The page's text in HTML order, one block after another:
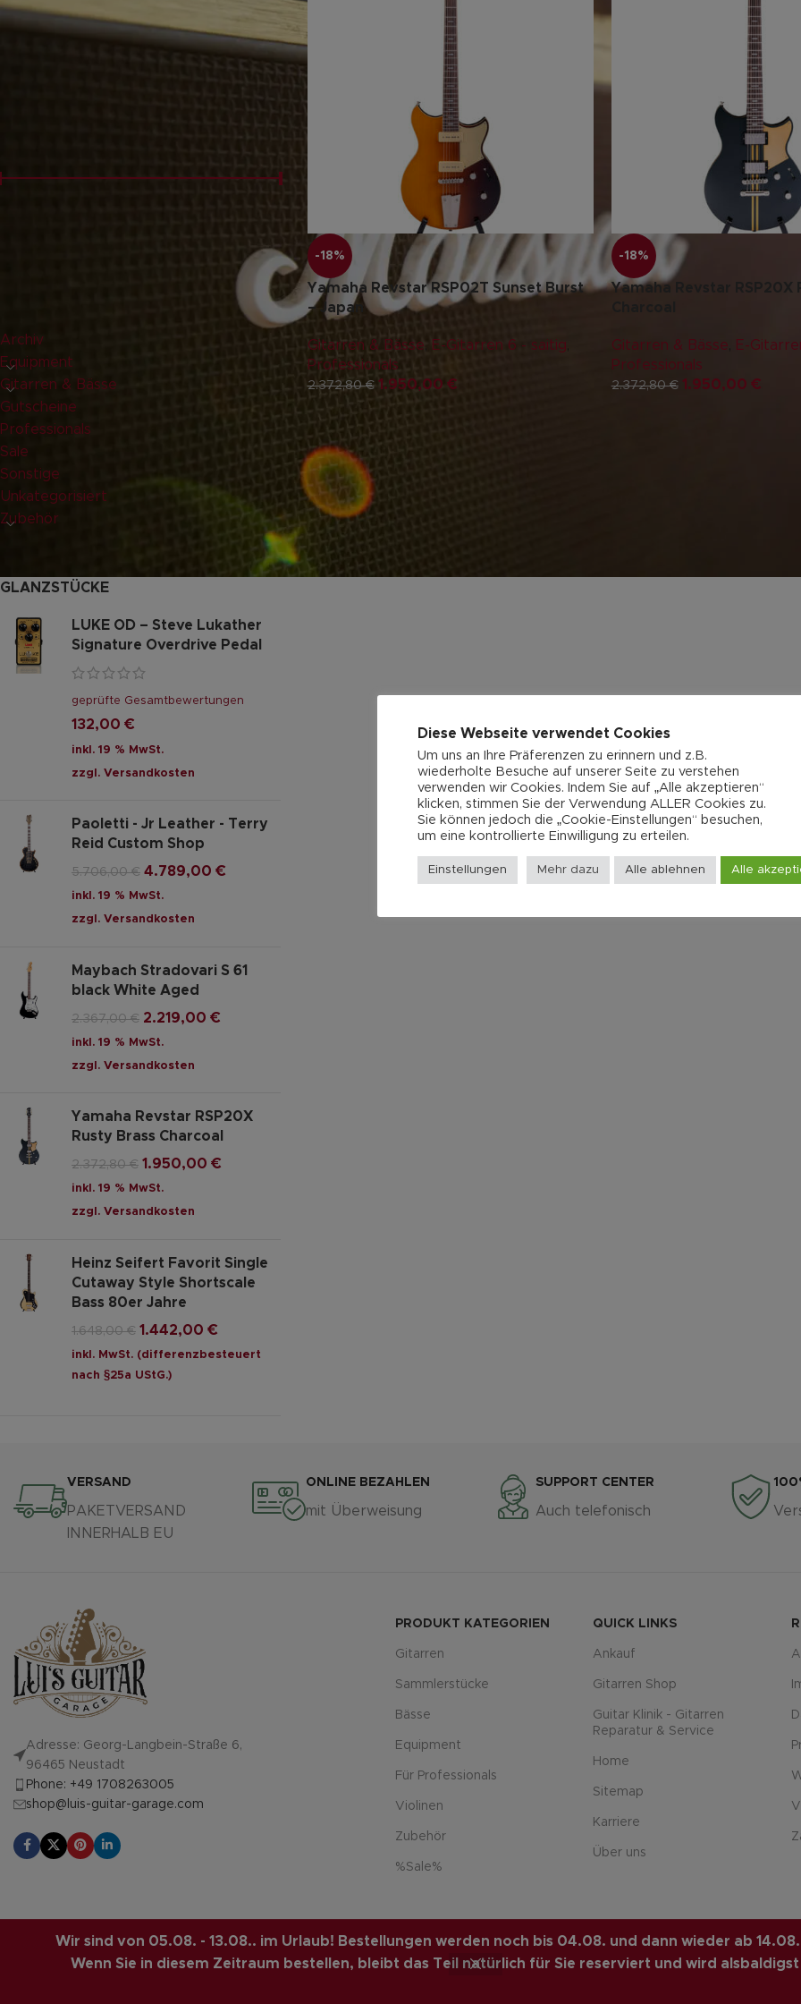
Wir sind von 05.08. - 13.08.. im Urlaub! Bestellungen werden noch bis 04.08. und dann wieder ab
Wenn Sie in diesem Zeitraum bestellen, bleibt das Teil natürlich für Sie reserviert und wird
(3)
Archiv
Equipment
Gitarren & Bässe
Gutscheine
Professionals
Sale
Sonstige
Unkategorisiert
Zubehör
GLANZSTÜCKE
LUKE OD – Steve Lukather
Signature Overdrive Pedal
geprüfte Gesamtbewertungen
132,00 €
inkl. 19 % MwSt.
zzgl. Versandkosten
Paoletti - Jr Leather - Terry
Reid Custom Shop
5.706,00€ 4.789,00 €
inkl. 19 % MwSt.
zzgl. Versandkosten
Maybach Stradovari S 61
black White Aged
2.367,00€ 2.219,00 €
inkl. 19 % MwSt.
zzgl. Versandkosten
Yamaha Revstar RSP20X
Rusty Brass Charcoal
2.372,80€ 1.950,00 €
inkl. 19 % MwSt.
zzgl. Versandkosten
Heinz Seifert Favorit Single
Cutaway Style Shortscale
Bass 80er Jahre
1.648,00€ 1.442,00 €
inkl. MwSt. (differenzbesteuert
nach §25a UStG.)
-18%
Yamaha Revstar RSP02T Sunset Burst
– Japan
Gitarren & Bässe, E-Gitarren 6 - saitig
Professionals
2.372,80€ 1.950,00 €
-18%
Yamaha Revstar RSP20X
Gitarren & Bässe E-
Professionals
2.372,80€ 1.950,00 €
VERSAND
PAKETVERSAND
INNERHALB EU
ONLINE BEZAHLEN
mit Überweisung
SUPPORT CENTER
Auch telefonisch
Adresse: Georg-Langbein-Straße 6,
96465 Neustadt
Phone: +49 1708263005
shop@luis-guitar-garage.com
PRODUKT KATEGORIEN
Gitarren
Sammlerstücke
Bässe
Equipment
Für Professionals
Violinen
Zubehör
%Sale%
QUICK LINKS
Ankauf
Gitarren Shop
Guitar Klinik - Gitarren
Reparatur & Service
Home
Sitemap
Karriere
Über uns
LUIS-GUITAR-GARAGE.COM © 2026 | CREATED BYCOMPUTERMOBIL . PREMIUM E-COMMERCE
Diese Webseite verwendet Cookies
Um uns an Ihre Präferenzen zu erinnern und z.B.
wiederholte Besuche auf unserer Seite zu verstehen
verwenden wir Cookies. Indem Sie auf „Alle akzeptieren“
klicken, stimmen Sie der Verwendung ALLER Cookies zu.
Sie können jedoch die „Cookie-Einstellungen“ besuchen,
um eine kontrollierte Einwilligung zu erteilen.
Einstellungen Mehr dazu Alle ablehnen Alle